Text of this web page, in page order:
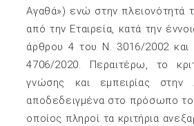
Αγαθά») ενώ στην πλειονότητά
από την Εταιρεία, κατά την
άρθρου 4 του Ν. 3016/2002
4706/2020. Περαιτέρω, το
γνώσης και εμπειρίας στην
αποδεδειγμένα στο πρόσωπο
οποίος πληροί τα κριτήρια